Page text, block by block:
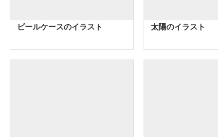
ビールケースのイラスト 太陽のイラスト